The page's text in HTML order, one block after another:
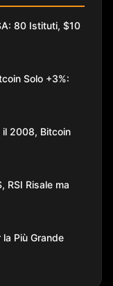
80 Istituti, $10
Solo +3%:
il 2008, Bitcoin
RSI Risale ma
Più Grande